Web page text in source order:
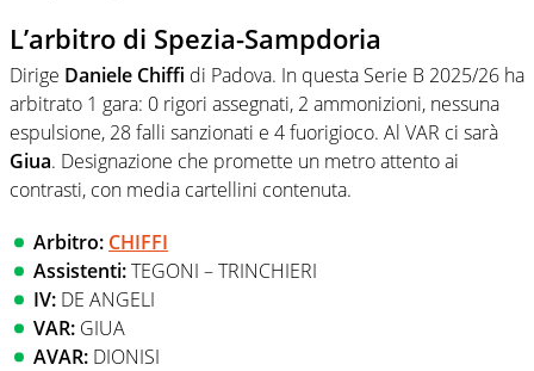
L’arbitro di Spezia-Sampdoria
Dirige Daniele Chiffi di Padova. In questa Serie B 2025/26 ha
arbitrato 1 gara: 0 rigori assegnati, 2 ammonizioni, nessuna
espulsione, 28 falli sanzionati e 4 fuorigioco. Al VAR ci sarà
Giua. Designazione che promette un metro attento ai
contrasti, con media cartellini contenuta.
Arbitro: CHIFFI
Assistenti:TEGONI – TRINCHIERI
IV: DE ANGELI
VAR: GIUA
AVAR: DIONISI